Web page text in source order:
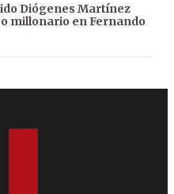
Diógenes Martínez
millonario en Fernando